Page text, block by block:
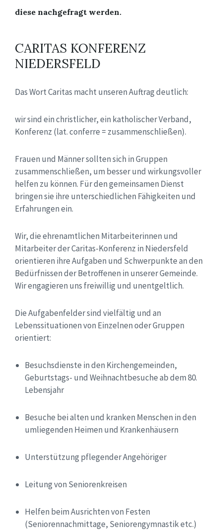
diese nachgefragt werden.
CARITAS KONFERENZ
NIEDERSFELD
Das Wort Caritas macht unseren Auftrag deutlich:
wir sind ein christlicher, ein katholischer Verband,
Konferenz (lat. conferre = zusammenschließen).
Frauen und Männer sollten sich in Gruppen
zusammenschließen, um besser und wirkungsvoller
helfen zu können. Für den gemeinsamen Dienst
bringen sie ihre unterschiedlichen Fähigkeiten und
Erfahrungen ein.
Wir, die ehrenamtlichen Mitarbeiterinnen und
Mitarbeiter der Caritas-Konferenz in Niedersfeld
orientieren ihre Aufgaben und Schwerpunkte an den
Bedürfnissen der Betroffenen in unserer Gemeinde.
Wir engagieren uns freiwillig und unentgeltlich.
Die Aufgabenfelder sind vielfältig und an
Lebenssituationen von Einzelnen oder Gruppen
orientiert:
Besuchsdienste in den Kirchengemeinden,
Geburtstags- und Weihnachtbesuche ab dem 80.
Lebensjahr
Besuche bei alten und kranken Menschen in den
umliegenden Heimen und Krankenhäusern
Unterstützung pflegender Angehöriger
Leitung von Seniorenkreisen
Helfen beim Ausrichten von Festen
(Seniorennachmittage, Seniorengymnastik etc.)